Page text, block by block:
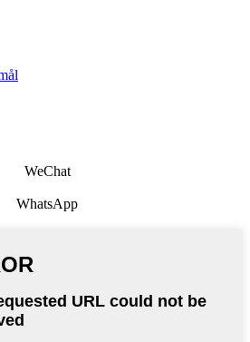
WeChat
WhatsApp